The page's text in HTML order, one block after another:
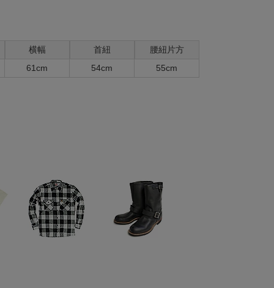
横幅 首紐
腰紐片方
61cm 54cm 55cm